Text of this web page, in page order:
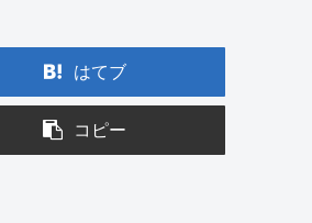
はてブ
コピー